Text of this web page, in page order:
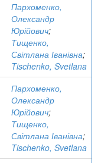
Пархоменко,
Олександр
Юрійович;
Тищенко,
Світлана Іванівна;
Tischenko, Svetlana
Пархоменко,
Олександр
Юрійович;
Тищенко,
Світлана Іванівна;
Tischenko, Svetlana